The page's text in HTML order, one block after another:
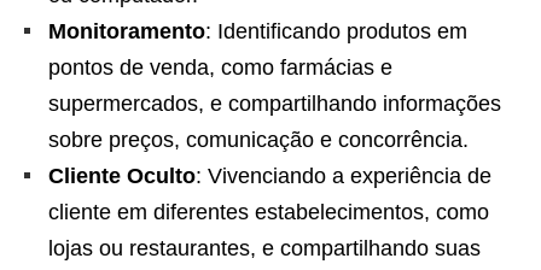
Monitoramento: Identificando produtos em
pontos de venda, como farmácias e
supermercados, e compartilhando informações
sobre preços, comunicação e concorrência.
Cliente Oculto: Vivenciando a experiência de
cliente em diferentes estabelecimentos, como
lojas ou restaurantes, e compartilhando suas